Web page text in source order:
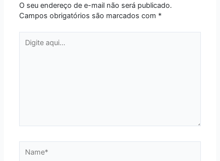
O seu endereço de e-mail não será publicado.
Campos obrigatórios são marcados com *
aqui...